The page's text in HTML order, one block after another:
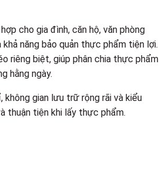
cho gia đình, căn hộ, văn phòng
năng bảo quản thực phẩm tiện lợi.
riêng biệt, giúp phân chia thực phẩm
hằng ngày.
gian lưu trữ rộng rãi và kiểu
thuận tiện khi lấy thực phẩm.